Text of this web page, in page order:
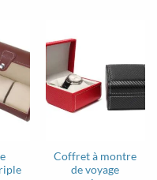
Coffret à montre
de voyage